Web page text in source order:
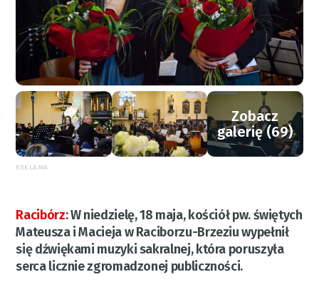
Zobacz
galerię (69)
REKLAMA
Racibórz:W niedzielę, 18 maja, kościół pw. świętych
Mateusza i Macieja w Raciborzu-Brzeziu wypełnił
się dźwiękami muzyki sakralnej, która poruszyła
serca licznie zgromadzonej publiczności.